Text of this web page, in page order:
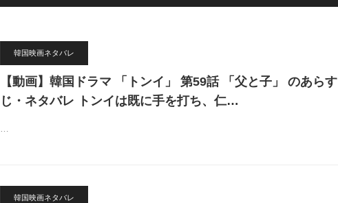
韓国映画ネタバレ
【動画】韓国ドラマ 「トンイ」 第59話 「父と子」 のあらす
じ・ネタバレ トンイは既に手を打ち、仁…
…
韓国映画ネタバレ